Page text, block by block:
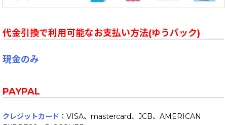
代金引換で利用可能なお支払い方法(ゆうパック)
現金のみ
PAYPAL
クレジットカード ：VISA、mastercard、JCB、AMERICAN